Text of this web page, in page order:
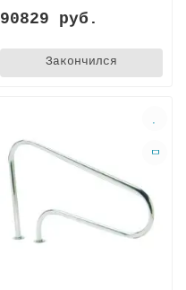
90829 руб.
Закончился